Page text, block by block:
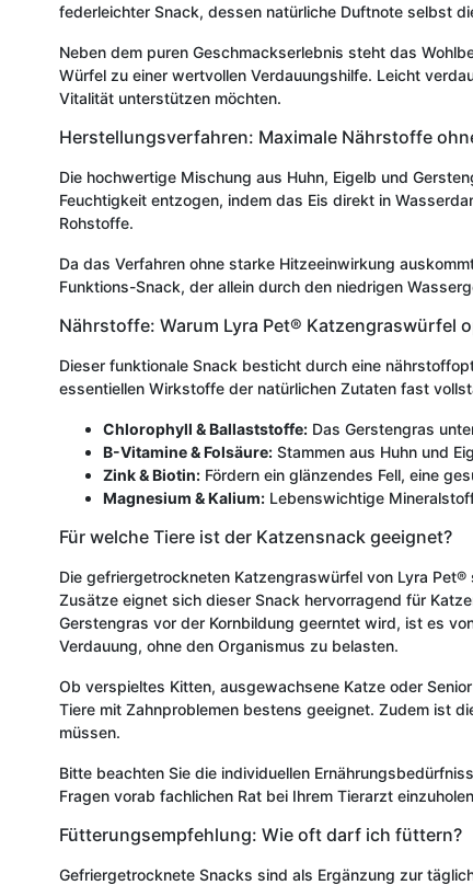
federleichter Snack, dessen natürliche Duftnote selbst
Neben dem puren Geschmackserlebnis steht das
Würfel zu einer wertvollen Verdauungshilfe. Leicht
Vitalität unterstützen möchten.
Herstellungsverfahren: Maximale Nährstoffe
Die hochwertige Mischung aus Huhn, Eigelb und
Feuchtigkeit entzogen, indem das Eis direkt in
Rohstoffe.
Da das Verfahren ohne starke Hitzeeinwirkung
Funktions-Snack, der allein durch den niedrigen
Nährstoffe: Warum Lyra Pet® Katzengraswürfel
Dieser funktionale Snack besticht durch eine
essentiellen Wirkstoffe der natürlichen Zutaten fast
Chlorophyll & Ballaststoffe: Das Gerstengras
B-Vitamine & Folsäure: Stammen aus Huhn und
Zink & Biotin: Fördern ein glänzendes Fell, eine
Magnesium & Kalium: Lebenswichtige
Für welche Tiere ist der Katzensnack geeignet?
Die gefriergetrockneten Katzengraswürfel von Lyra
Zusätze eignet sich dieser Snack hervorragend für
Gerstengras vor der Kornbildung geerntet wird, ist es
Verdauung, ohne den Organismus zu belasten.
Ob verspieltes Kitten, ausgewachsene Katze oder
Tiere mit Zahnproblemen bestens geeignet. Zudem ist
müssen.
Bitte beachten Sie die individuellen
Fragen vorab fachlichen Rat bei Ihrem Tierarzt
Fütterungsempfehlung: Wie oft darf ich füttern?
Gefriergetrocknete Snacks sind als Ergänzung zur